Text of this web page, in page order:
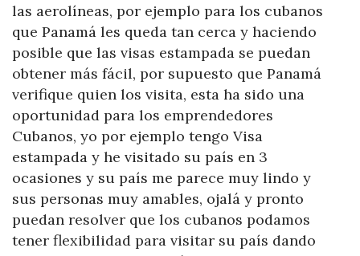
las aerolíneas, por ejemplo para los cubanos
que Panamá les queda tan cerca y haciendo
posible que las visas estampada se puedan
obtener más fácil, por supuesto que Panamá
verifique quien los visita, esta ha sido una
oportunidad para los emprendedores
Cubanos, yo por ejemplo tengo Visa
estampada y he visitado su país en 3
ocasiones y su país me parece muy lindo y
sus personas muy amables, ojalá y pronto
puedan resolver que los cubanos podamos
tener flexibilidad para visitar su país dando